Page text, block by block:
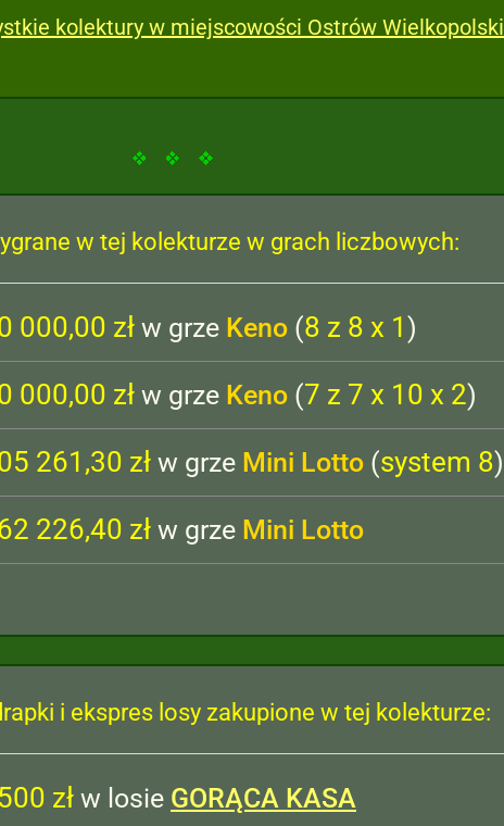
kolektury w miejscowości Ostrów Wielkopolski
w tej kolekturze w grach liczbowych:
000,00 zł w grze Keno (8 z 8 x 1)
000,00 zł w grze Keno (7 z 7 x 10 x 2)
261,30 zł w grze Mini Lotto (system 8)
226,40 zł w grze Mini Lotto
i ekspres losy zakupione w tej kolekturze:
zł w losie GORĄCA KASA